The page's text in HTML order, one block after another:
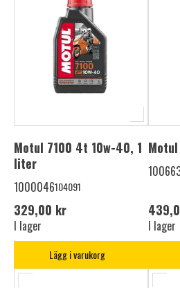
Motul 7100 4t 10w-40, 1
liter
1000046104091
329,00 kr
I lager
Lägg i varukorg
Motul
I lager